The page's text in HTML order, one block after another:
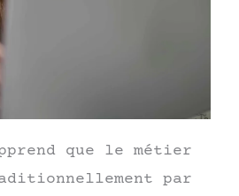
que le métier
par